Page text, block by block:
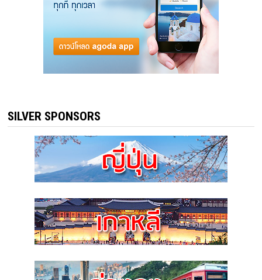
SILVER SPONSORS